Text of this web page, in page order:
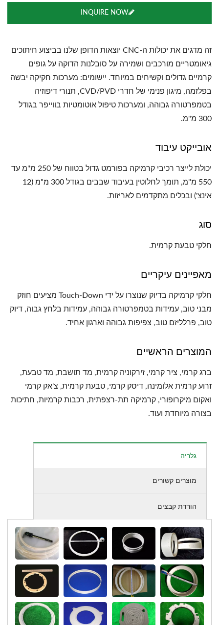
INQUIRE NOW
זה מדגים את יכולות ה-CNC יוצאות הדופן שלנו בביצוע חיתוכים
גיאומטריים מורכבים ושמירה על סובלנות הדוקה על גופים
קרמיים גדולים וקשיחים במיוחד. יישומים: מערכות חקיקה יבשה
בפלזמה, מיגון פנימי של חדרי CVD/PVD, תנורי דיפוזיה
בטמפרטורה גבוהה, ומערכות טיפול אוטומטיות בווייפר בגודל
300 מ"מ.
אובייקט עיבוד
יכולת לייצר רכיבי קרמיקה בפורמט גדול בטווח של 250 מ"מ עד
550 מ"מ, תומך לחלוטין בעיבוד שבבים בגודל 300 מ"מ (12
אינצ') ובכלים מתקדמים לאריזות.
סוג
חלקי טבעת קרמית.
מאפיינים עיקריים
חלקי קרמיקה בדיוק שנוצרו על ידי Touch-Down מציעים חוזק
מבני טוב, עמידות בטמפרטורה גבוהה, עמידות בלחץ גבוה, דיוק
טוב, פרלליזם טוב, צפיפות גבוהה וארגון אחיד.
המוצרים הראשיים
ברג קרמי, ציר קרמי, זירקוניה קרמית, מד תושבת, מד טבעת,
זרוע קרמית אלומינה, דיסק קרמי, טבעת קרמית, צ'אק קרמי
ואקום מיקרופורי, קרמיקה תת-רצפתית, רכבות קרמיות, חתיכות
בצורה מיוחדת ועוד.
גלריה
מוצרים קשורים
הורדת קבצים